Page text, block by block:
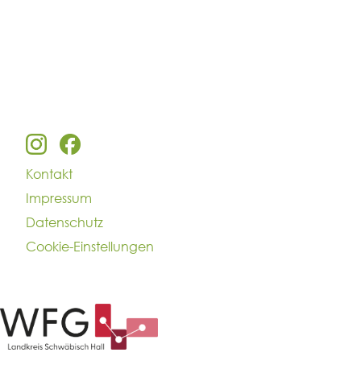
Kontakt
Impressum
Datenschutz
Cookie-Einstellungen